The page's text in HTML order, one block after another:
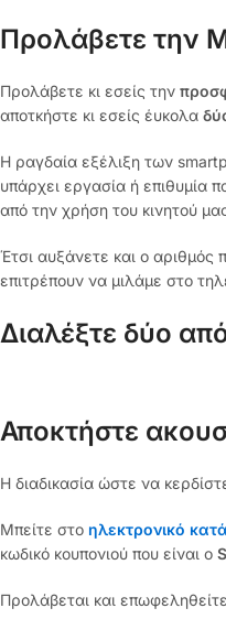
Προλάβετε την
Προλάβετε κι εσείς την
αποτκήστε κι εσείς έυκολα
Η ραγδαία εξέλιξη των
υπάρχει εργασία ή επιθυμία
από την χρήση του κινητού
Έτσι αυξάνετε και ο
επιτρέπουν να μιλάμε στο
Διαλέξτε δύο
Αποκτήστε
Η διαδικασία ώστε να
Μπείτε στο ηλεκτρονικό
κωδικό κουπονιού που είναι ο
Προλάβεται και